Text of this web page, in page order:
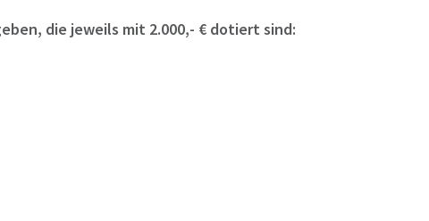
die jeweils mit 2.000,- € dotiert sind: